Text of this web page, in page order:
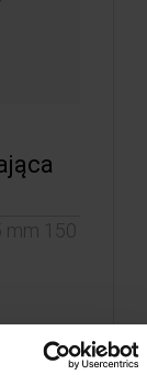
mm 150